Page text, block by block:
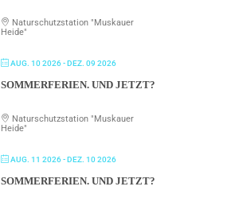
Naturschutzstation "Muskauer
Heide"
AUG. 10 2026- DEZ. 09 2026
SOMMERFERIEN. UND JETZT?
Naturschutzstation "Muskauer
Heide"
AUG. 11 2026- DEZ. 10 2026
SOMMERFERIEN. UND JETZT?